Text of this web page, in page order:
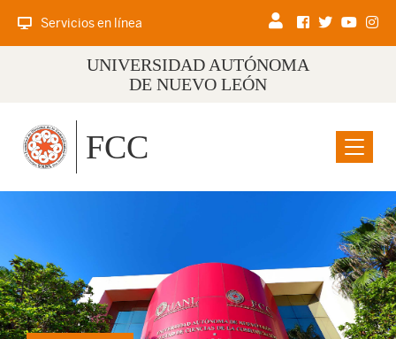
Servicios en línea
UNIVERSIDAD AUTÓNOMA
DE NUEVO LEÓN
Menu
FCC